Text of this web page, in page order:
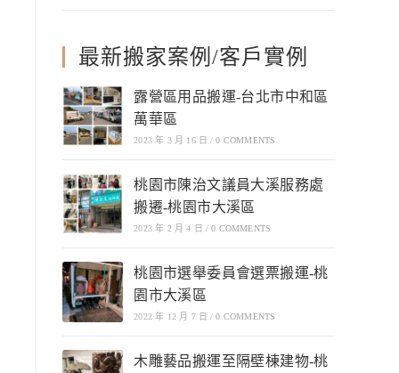
最新搬家案例/客戶實例
露營區用品搬運-台北市中和區
萬華區
2023 年 3 月 16 日 / 0 COMMENTS
桃園市陳治文議員大溪服務處
搬遷-桃園市大溪區
2023 年 2 月 4 日 / 0 COMMENTS
桃園市選舉委員會選票搬運-桃
園市大溪區
2022 年 12 月 7 日 / 0 COMMENTS
木雕藝品搬運至隔壁棟建物-桃